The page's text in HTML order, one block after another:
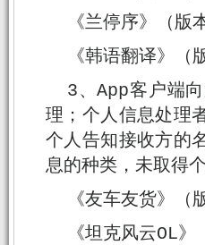
《兰停序》（
《韩语翻译》
3、App客户端
理；个人信息处理
个人告知接收方的
息的种类，未取得
《友车友货》
《坦克风云OL